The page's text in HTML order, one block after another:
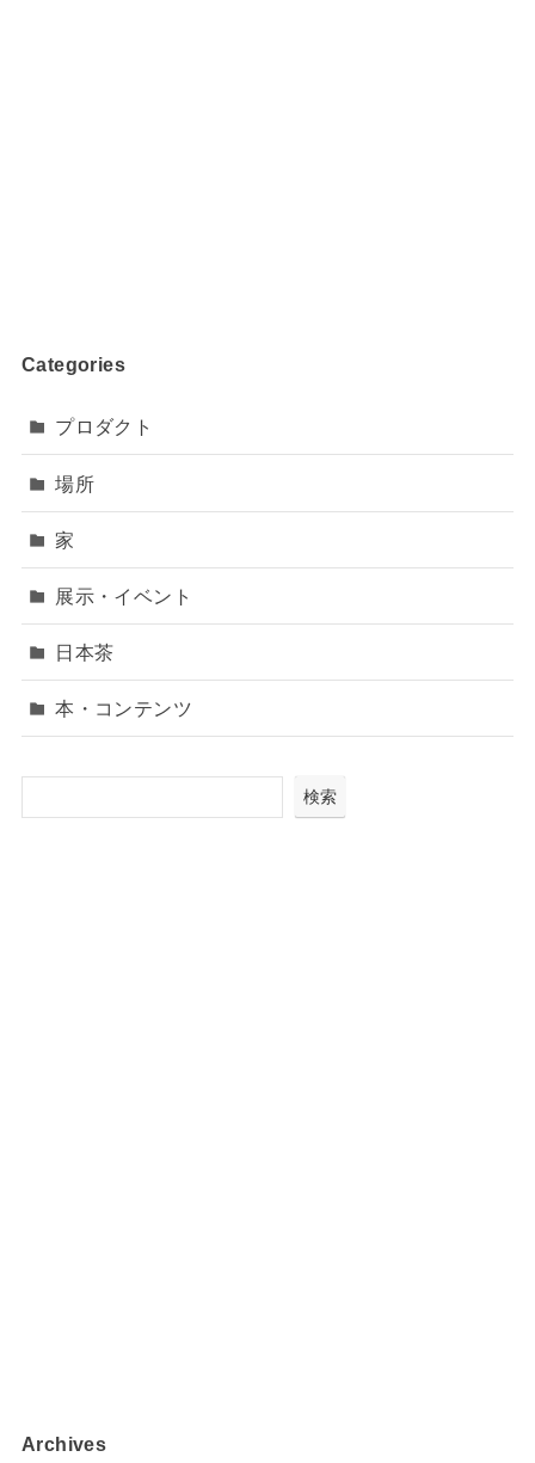
Categories
プロダクト
場所
家
展示・イベント
日本茶
本・コンテンツ
検索
Archives